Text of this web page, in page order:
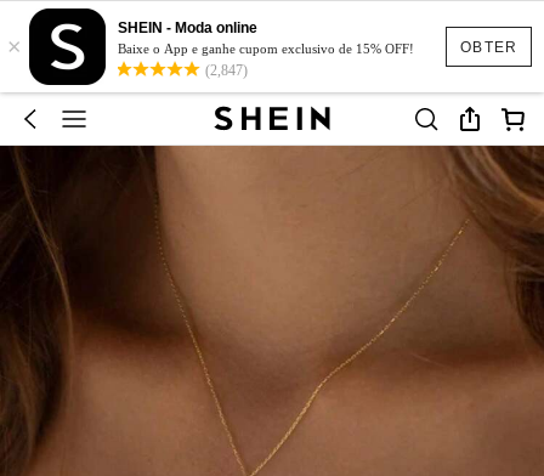
OBTER
×
SHEIN - Moda online
Baixe o App e ganhe cupom exclusivo de 15% OFF!
(2,847)